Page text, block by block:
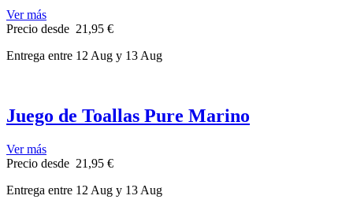
Ver más
Precio desde 21,95 €
Entrega entre 12 Aug y 13 Aug
Juego de Toallas Pure Marino
Ver más
Precio desde 21,95 €
Entrega entre 12 Aug y 13 Aug